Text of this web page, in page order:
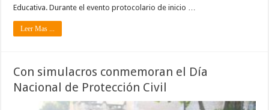
Educativa. Durante el evento protocolario de inicio …
Leer Mas ...
Con simulacros conmemoran el Día
Nacional de Protección Civil